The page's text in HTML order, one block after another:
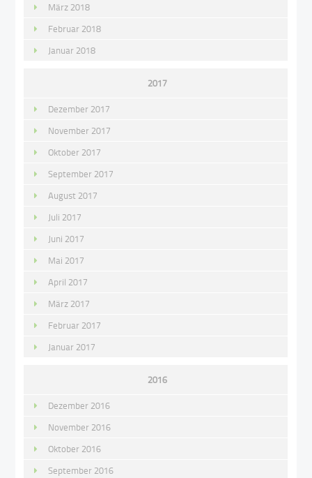
März 2018
Februar 2018
Januar 2018
2017
Dezember 2017
November 2017
Oktober 2017
September 2017
August 2017
Juli 2017
Juni 2017
Mai 2017
April 2017
März 2017
Februar 2017
Januar 2017
2016
Dezember 2016
November 2016
Oktober 2016
September 2016